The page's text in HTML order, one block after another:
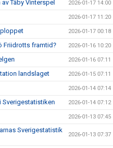
Täby Vinterspel 2026-01-17 14:00
2026-01-17 11:20
2026-01-17 00:18
Friidrotts framtid? 2026-01-16 10:20
2026-01-16 07:11
landslaget 2026-01-15 07:11
2026-01-14 07:14
Sverigestatistiken 2026-01-14 07:12
2026-01-13 07:45
Sverigestatistik
2026-01-13 07:37